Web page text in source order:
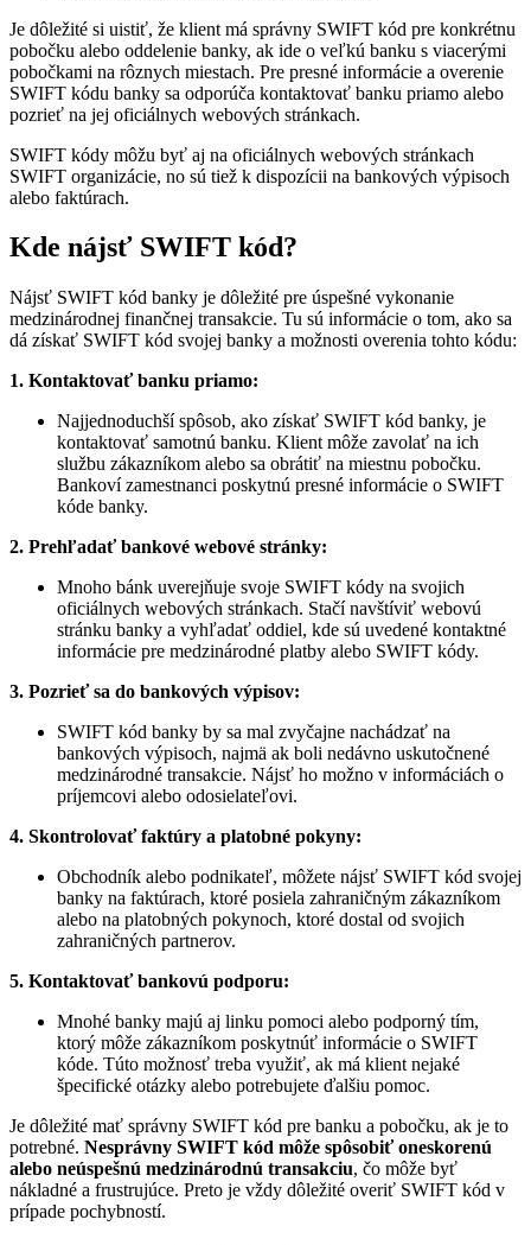
Je dôležité si uistiť, že klient má správny SWIFT kód pre konkrétnu
pobočku alebo oddelenie banky, ak ide o veľkú banku s viacerými
pobočkami na rôznych miestach. Pre presné informácie a overenie
SWIFT kódu banky sa odporúča kontaktovať banku priamo alebo
pozrieť na jej oficiálnych webových stránkach.
SWIFT kódy môžu byť aj na oficiálnych webových stránkach
SWIFT organizácie, no sú tiež k dispozícii na bankových výpisoch
alebo faktúrach.
Kde nájsť SWIFT kód?
Nájsť SWIFT kód banky je dôležité pre úspešné vykonanie
medzinárodnej finančnej transakcie. Tu sú informácie o tom, ako sa
dá získať SWIFT kód svojej banky a možnosti overenia tohto kódu:
1. Kontaktovať banku priamo:
Najjednoduchší spôsob, ako získať SWIFT kód banky, je
kontaktovať samotnú banku. Klient môže zavolať na ich
službu zákazníkom alebo sa obrátiť na miestnu pobočku.
Bankoví zamestnanci poskytnú presné informácie o SWIFT
kóde banky.
2. Prehľadať bankové webové stránky:
Mnoho bánk uverejňuje svoje SWIFT kódy na svojich
oficiálnych webových stránkach. Stačí navštíviť webovú
stránku banky a vyhľadať oddiel, kde sú uvedené kontaktné
informácie pre medzinárodné platby alebo SWIFT kódy.
3. Pozrieť sa do bankových výpisov:
SWIFT kód banky by sa mal zvyčajne nachádzať na
bankových výpisoch, najmä ak boli nedávno uskutočnené
medzinárodné transakcie. Nájsť ho možno v informáciách o
príjemcovi alebo odosielateľovi.
4. Skontrolovať faktúry a platobné pokyny:
Obchodník alebo podnikateľ, môžete nájsť SWIFT kód svojej
banky na faktúrach, ktoré posiela zahraničným zákazníkom
alebo na platobných pokynoch, ktoré dostal od svojich
zahraničných partnerov.
5. Kontaktovať bankovú podporu:
Mnohé banky majú aj linku pomoci alebo podporný tím,
ktorý môže zákazníkom poskytnúť informácie o SWIFT
kóde. Túto možnosť treba využiť, ak má klient nejaké
špecifické otázky alebo potrebujete ďalšiu pomoc.
Je dôležité mať správny SWIFT kód pre banku a pobočku, ak je to
potrebné. Nesprávny SWIFT kód môže spôsobiť oneskorenú
alebo neúspešnú medzinárodnú transakciu, čo môže byť
nákladné a frustrujúce. Preto je vždy dôležité overiť SWIFT kód v
prípade pochybností.